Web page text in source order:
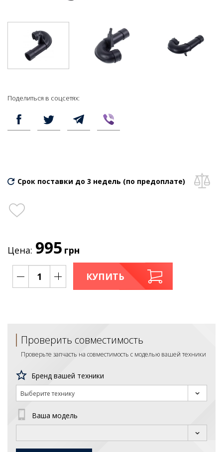
Поделиться в соцсетях:
Срок поставки до 3 недель (по предоплате)
Цена: 995 грн
КУПИТЬ
Проверить совместимость
Проверьте запчасть на совместимость с моделью вашей техники
Бренд вашей техники
Выберите технику
Ваша модель